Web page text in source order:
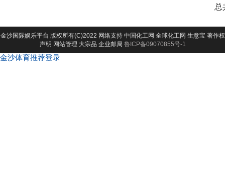
总
金沙国际娱乐平台 版权所有(C)2022 网络支持 中国化工网 全球化工网 生意宝 著作权
声明 网站管理 大宗品 企业邮局 鲁ICP备09070855号-1
金沙体育推荐登录